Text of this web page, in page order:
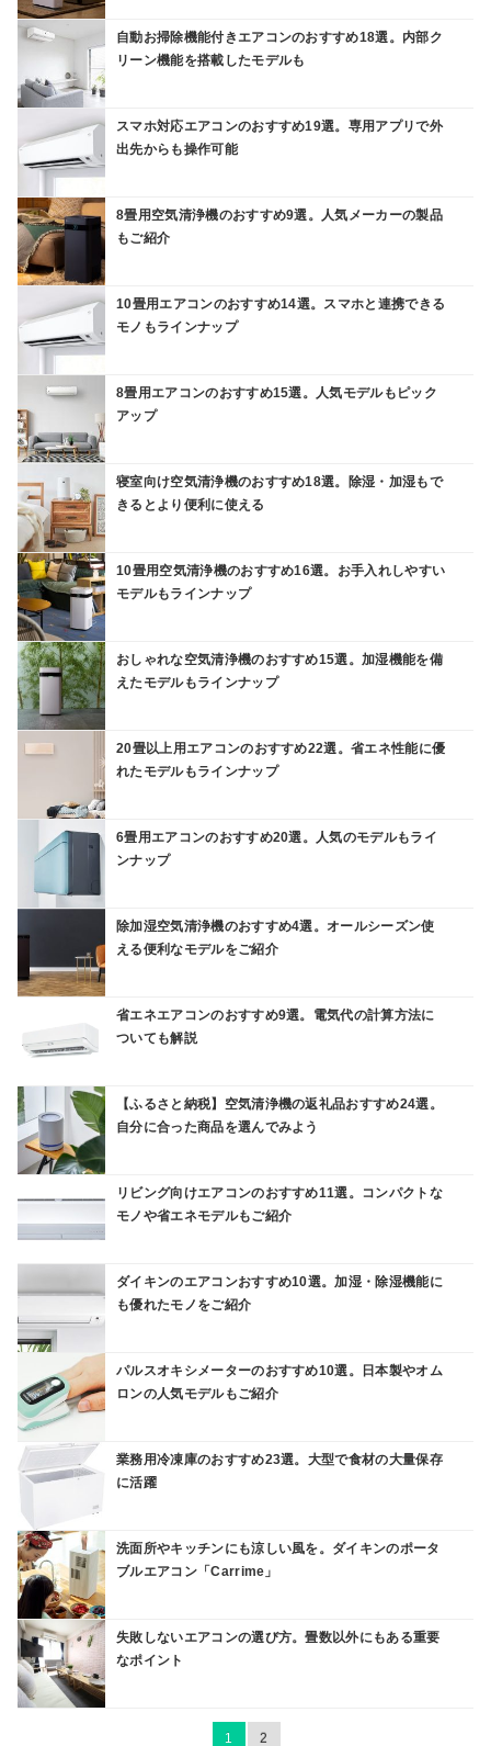
自動お掃除機能付きエアコンのおすすめ18選。内部ク
リーン機能を搭載したモデルも
スマホ対応エアコンのおすすめ19選。専用アプリで外
出先からも操作可能
8畳用空気清浄機のおすすめ9選。人気メーカーの製品
もご紹介
10畳用エアコンのおすすめ14選。スマホと連携できる
モノもラインナップ
8畳用エアコンのおすすめ15選。人気モデルもピック
アップ
寝室向け空気清浄機のおすすめ18選。除湿・加湿もで
きるとより便利に使える
10畳用空気清浄機のおすすめ16選。お手入れしやすい
モデルもラインナップ
おしゃれな空気清浄機のおすすめ15選。加湿機能を備
えたモデルもラインナップ
20畳以上用エアコンのおすすめ22選。省エネ性能に優
れたモデルもラインナップ
6畳用エアコンのおすすめ20選。人気のモデルもライ
ンナップ
除加湿空気清浄機のおすすめ4選。オールシーズン使
える便利なモデルをご紹介
省エネエアコンのおすすめ9選。電気代の計算方法に
ついても解説
【ふるさと納税】空気清浄機の返礼品おすすめ24選。
自分に合った商品を選んでみよう
リビング向けエアコンのおすすめ11選。コンパクトな
モノや省エネモデルもご紹介
ダイキンのエアコンおすすめ10選。加湿・除湿機能に
も優れたモノをご紹介
パルスオキシメーターのおすすめ10選。日本製やオム
ロンの人気モデルもご紹介
業務用冷凍庫のおすすめ23選。大型で食材の大量保存
に活躍
洗面所やキッチンにも涼しい風を。ダイキンのポータ
ブルエアコン「Carrime」
失敗しないエアコンの選び方。畳数以外にもある重要
なポイント
1 2